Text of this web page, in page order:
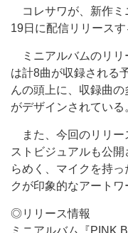
コレサワが、新作ミ
19日に配信リリースす
ミニアルバムのリリ
は計8曲が収録される
んの頭上に、収録曲
がデザインされている
また、今回のリリー
ストビジュアルも公
らめく、マイクを持
クが印象的なアートワ
◎リリース情報
ミニアルバム『PINK